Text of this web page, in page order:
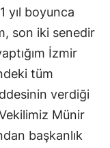
yıl boyunca
son iki senedir
İzmir
tüm
verdiği
Münir
başkanlık